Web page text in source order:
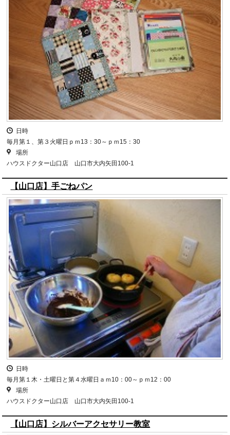
日時
毎月第１、第３火曜日ｐｍ13：30～ｐｍ15：30
場所
ハウスドクター山口店 山口市大内矢田100-1
【山口店】手ごねパン
日時
毎月第１木・土曜日と第４水曜日ａｍ10：00～ｐｍ12：00
場所
ハウスドクター山口店 山口市大内矢田100-1
【山口店】シルバーアクセサリー教室